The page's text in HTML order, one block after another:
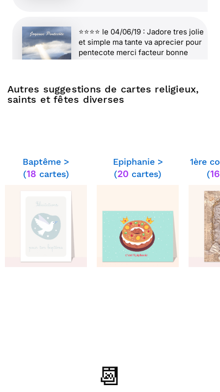
⭐⭐⭐⭐ le 04/06/19 : Jadore tres jolie
et simple ma tante va aprecier pour
pentecote merci facteur bonne
&#8230;&#8230;&#8230;&#8230;...
Autres suggestions de cartes religieux,
saints et fêtes diverses
Baptême >
(18 cartes)
Epiphanie >
(20 cartes)
1ère
(16
📆